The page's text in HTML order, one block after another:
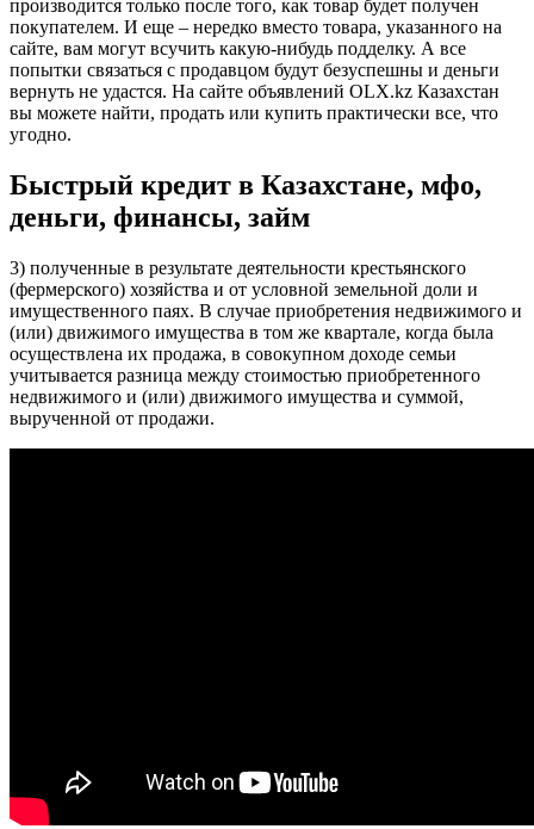
производится только после того, как товар будет получен
покупателем. И еще – нередко вместо товара, указанного на
сайте, вам могут всучить какую-нибудь подделку. А все
попытки связаться с продавцом будут безуспешны и деньги
вернуть не удастся. На сайте объявлений OLX.kz Казахстан
вы можете найти, продать или купить практически все, что
угодно.
Быстрый кредит в Казахстане, мфо,
деньги, финансы, займ
3) полученные в результате деятельности крестьянского
(фермерского) хозяйства и от условной земельной доли и
имущественного паях. В случае приобретения недвижимого и
(или) движимого имущества в том же квартале, когда была
осуществлена их продажа, в совокупном доходе семьи
учитывается разница между стоимостью приобретенного
недвижимого и (или) движимого имущества и суммой,
вырученной от продажи.